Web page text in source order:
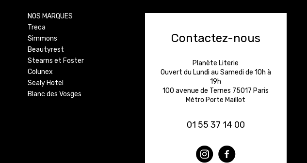
NOS MARQUES
Treca
Simmons
Beautyrest
Stearns et Foster
Colunex
Sealy Hotel
Blanc des Vosges
Contactez-nous
Planète Literie
Ouvert du Lundi au Samedi de 10h à
19h
100 avenue de Ternes 75017 Paris
Métro Porte Maillot
01 55 37 14 00